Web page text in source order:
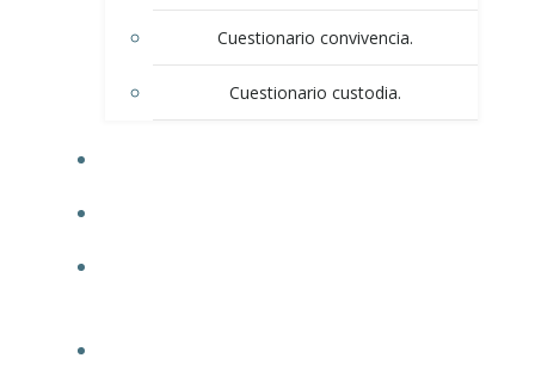
Cuestionario convivencia.
Cuestionario custodia.